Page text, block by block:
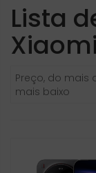
Lista
Xiaomi
Preço, do mais
mais baixo